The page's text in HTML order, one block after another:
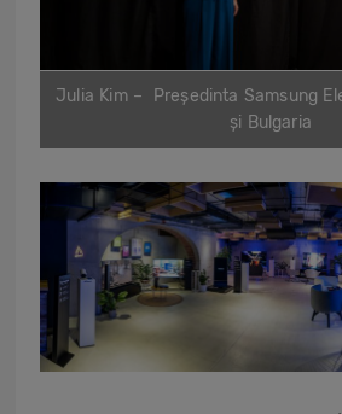
Julia Kim – Președinta Samsung
și Bulgaria